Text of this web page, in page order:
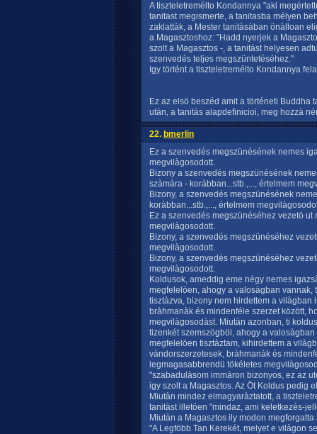
A tiszteletremélto Kondannya "aki
tanitast megismerte, a tanitasba mélyen
zaklattàk, a Mester tanitàsàban önàlloan
a Magasztoshoz: "Hadd nyerjek a
szolt a Magasztos -, a tanitàst helyesen
szenvedés teljes megszüntetéséhez."
Igy történt a tiszteletremélto Kondannya
Ez az elsö beszéd amit a történeti
utàn, a tanitàs alapdefinicioi, meg hozzà
22. bmerlin
Ez a szenvedés megszünésének nemes
megvilàgosodott.
Bizony a szenvedés megszünésének
szàmàra - koràbban...stb.,..., értelmem
Bizony, a szenvedés megszünésének
koràbban...stb.,..., értelmem
Ez a szenvedés megszünéséhez vezetö
megvilàgosodott.
Bizony, a szenvedés megszünéséhez
megvilàgosodott.
Bizony, a szenvedés megszünéséhez
megvilàgosodott.
Koldusok, ameddig eme négy nemes
megfelelöen, ahogy a valosàgban
tisztàzva, bizony nem hirdettem a
bràhmanàk és mindenféle szerzet között,
megvilàgosodàst. Miutàn azonban, ti
tizenkét szemszögböl, ahogy a
megfelelöen tisztàztam, kihirdettem a
vàndorszerzetesek, bràhmanàk és
legmagasabbrendü tökéletes
"szabadulàsom immàron bizonyos, ez az
igy szolt a Magasztos. Az Öt Koldus pedig
Miutàn mindez elmagyaràztatott, a
tanitàst illetöen "mindaz, ami keletkezés-
Miutàn a Magasztos ily modon
"A Legföbb Tan Kerekét, melyet e vilàgon